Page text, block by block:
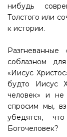
нибудь
Толстого или
к истории.
соблазном
«Иисус
будто Иисус
человек» и
спросим мы,
убедятся,
Богочеловек?